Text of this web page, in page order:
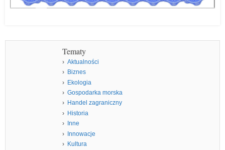
Tematy
Aktualności
Biznes
Ekologia
Gospodarka morska
Handel zagraniczny
Historia
Inne
Innowacje
Kultura